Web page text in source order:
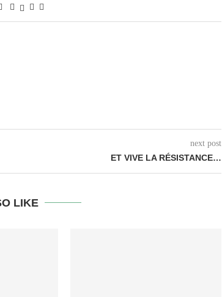
next post
ET VIVE LA RÉSISTANCE…
LIKE